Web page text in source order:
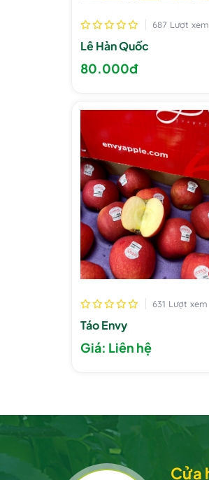
687 Lượt xem
Lê Hàn Quốc
80.000đ
631 Lượt xem
Táo Envy
Giá: Liên hệ
Cửa